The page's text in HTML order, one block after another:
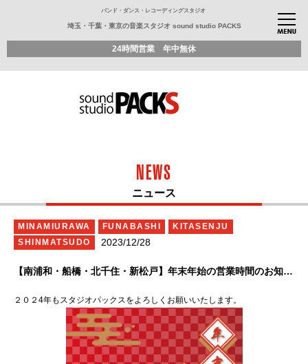
バンド・ダンス・レコーディングスタジオ
埼玉・千葉・東京の音楽スタジオ sound studio PACKS
24時間営業 年中無休
NEWS
ニュース
MINAMIURAWA FUNABASHI
KITASENJU
SHINMATSUDO
2023/12/28
【南浦和・船橋・北千住・新松戸】年末年始の営業時間のお知らせ
２０２4年もスタジオパックスをよろしくお願いいたします。